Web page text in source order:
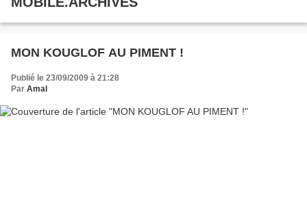
MON KOUGLOF AU PIMENT !
Publié le 23/09/2009 à 21:28
Par Amal